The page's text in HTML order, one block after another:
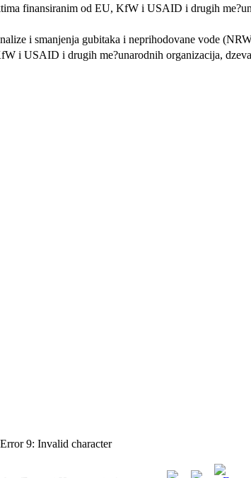
finansiranim od EU, KfW i USAID i drugih
i smanjenja gubitaka i neprihodovane vode
i USAID i drugih me?unarodnih organizacija,
9: Invalid character